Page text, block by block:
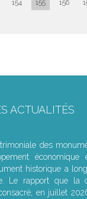
154 155 156
ACTUALITÉS
des
économique
historique a
Le rapport que la
en juillet